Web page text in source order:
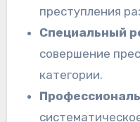
преступления
Специальный
совершение
категории.